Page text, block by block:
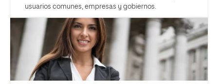
usuarios comunes, empresas y gobiernos.